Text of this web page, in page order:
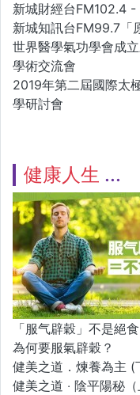
新城財經台FM102.4
新城知訊台FM99.7「
世界醫學氣功學會成
學術交流會
2019年第二屆國際太
學研討會
健康人生
「服气辟穀」不是絕食
為何要服氣辟穀？
健美之道．煉養為主 (
健美之道 ‧ 陰平陽秘（